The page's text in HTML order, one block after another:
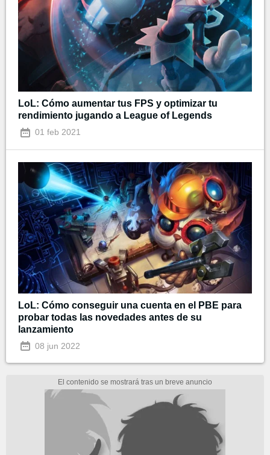
LoL: Cómo aumentar tus FPS y optimizar tu
rendimiento jugando a League of Legends
01 feb 2021
LoL: Cómo conseguir una cuenta en el PBE para
probar todas las novedades antes de su
lanzamiento
08 jun 2022